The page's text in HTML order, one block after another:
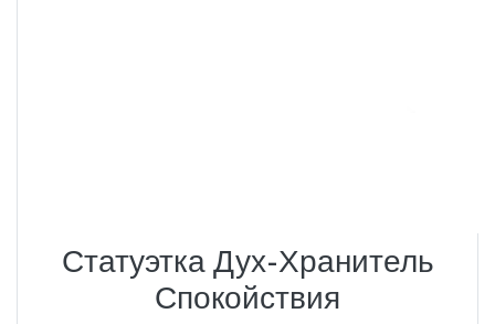
Статуэтка Дух-Хранитель
Спокойствия